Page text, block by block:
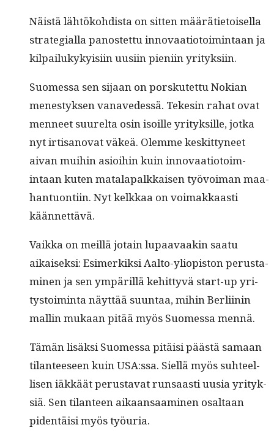
Näistä lähtöko­hdista on sit­ten määräti­etoisel­la
strate­gial­la panos­tet­tu inno­vaa­tiotoim­intaan ja
kil­pailukyky­isi­in uusi­in pieni­in yrityksiin.
Suomes­sa sen sijaan on porskutet­tu Nokian
men­estyk­sen vanavedessä. Tekesin rahat ovat
men­neet suurelta osin isoille yri­tyk­sille, jot­ka
nyt irti­sanovat väkeä. Olemme keskit­tyneet
aivan mui­hin asioi­hin kuin inno­vaa­tiotoim­
intaan kuten mata­la­palkkaisen työvoiman maa­
han­tuon­ti­in. Nyt kelkkaa on voimakkaasti
käännettävä.
Vaik­ka on meil­lä jotain lupaavaakin saatu
aikaisek­si: Esimerkik­si Aal­to-yliopis­ton perus­t­a­
mi­nen ja sen ympäril­lä kehit­tyvä start-up yri­
tys­toim­inta näyt­tää suun­taa, mihin Berli­inin
mallin mukaan pitää myös Suomes­sa mennä.
Tämän lisäk­si Suomes­sa pitäisi päästä samaan
tilanteeseen kuin USA:ssa. Siel­lä myös suh­teel­
lisen iäkkäät perus­ta­vat run­saasti uusia yri­tyk­
siä. Sen tilanteen aikaansaami­nen osaltaan
piden­täisi myös työuria.